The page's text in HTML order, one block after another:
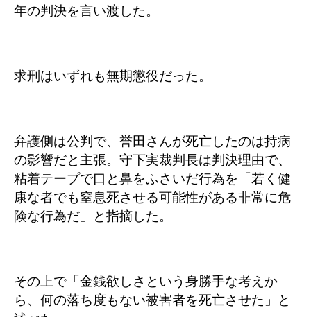
年の判決を言い渡した。
求刑はいずれも無期懲役だった。
弁護側は公判で、誉田さんが死亡したのは持病
の影響だと主張。守下実裁判長は判決理由で、
粘着テープで口と鼻をふさいだ行為を「若く健
康な者でも窒息死させる可能性がある非常に危
険な行為だ」と指摘した。
その上で「金銭欲しさという身勝手な考えか
ら、何の落ち度もない被害者を死亡させた」と